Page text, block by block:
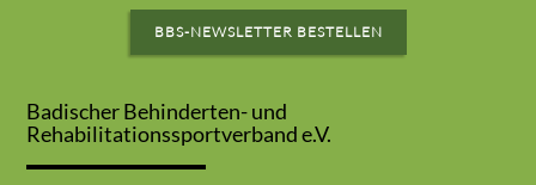
BBS-NEWSLETTER BESTELLEN
Badischer Behinderten- und
Rehabilitationssportverband e.V.